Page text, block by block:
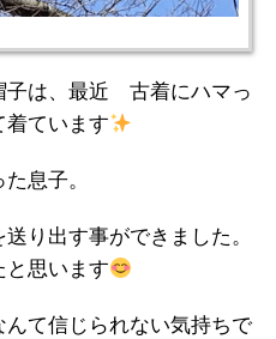
子は、最近 古着にハマっ
着ています
息子。
り出す事ができました。
と思います
て信じられない気持ちで